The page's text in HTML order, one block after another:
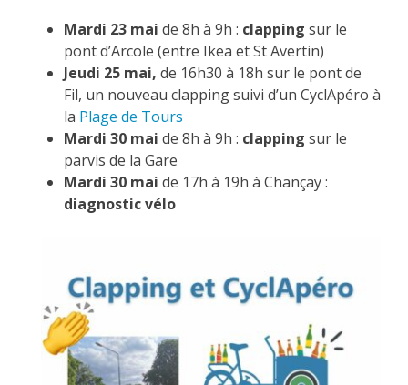
Mardi 23 mai de 8h à 9h : clapping sur le
pont d’Arcole (entre Ikea et St Avertin)
Jeudi 25 mai, de 16h30 à 18h sur le pont de
Fil, un nouveau clapping suivi d’un CyclApéro à
la Plage de Tours
Mardi 30 mai de 8h à 9h : clapping sur le
parvis de la Gare
Mardi 30 mai de 17h à 19h à Chançay :
diagnostic vélo